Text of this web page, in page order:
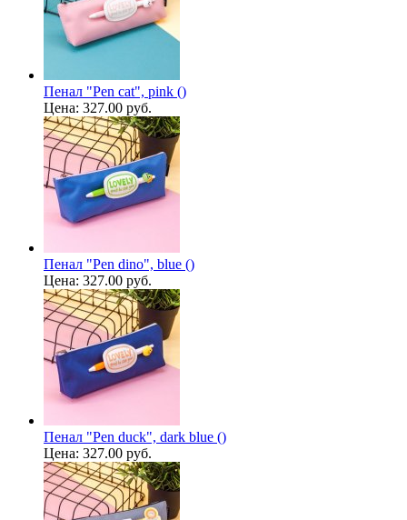
Пенал "Pen cat", pink ()
Цена: 327.00 руб.
Пенал "Pen dino", blue ()
Цена: 327.00 руб.
Пенал "Pen duck", dark blue ()
Цена: 327.00 руб.